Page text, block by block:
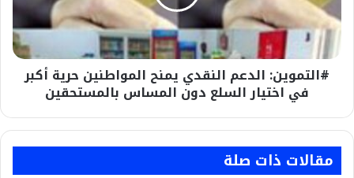
حرية
أكبر
في
اختيار
السلع
بالمستحقين
#التموين: الدعم النقدي يمنح المواطنين حرية أكبر
في اختيار السلع دون المساس بالمستحقين
مقالات ذات صلة